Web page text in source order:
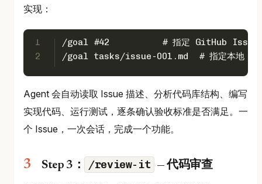
实现：
1
2
/goal #42          # 指定 GitHub Issue
/goal tasks/issue-001.md  # 指定本地
Agent 会自动读取 Issue 描述、分析代码库结构、编写
实现代码、运行测试，逐条确认验收标准是否满足。一
个 Issue，一次会话，完成一个功能。
Step 3： /review-it — 代码审查